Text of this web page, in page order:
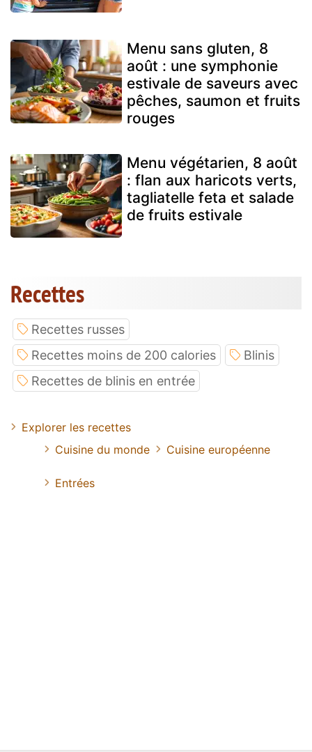
Menu sans gluten, 8
août : une symphonie
estivale de saveurs avec
pêches, saumon et fruits
rouges
Menu végétarien, 8 août
: flan aux haricots verts,
tagliatelle feta et salade
de fruits estivale
Recettes
Recettes russes
Recettes moins de 200 calories
Blinis
Recettes de blinis en entrée
Explorer les recettes
Cuisine du monde
Cuisine européenne
Entrées